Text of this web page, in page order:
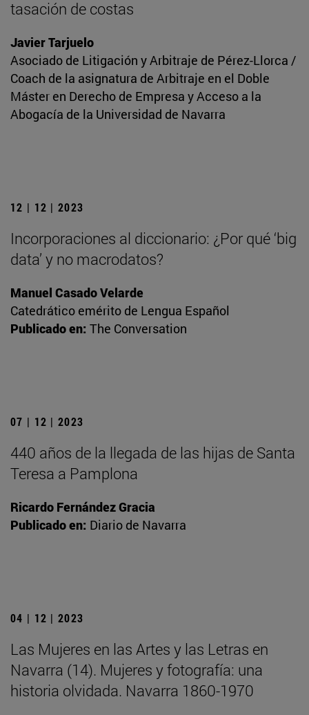
tasación de costas
Javier Tarjuelo
Asociado de Litigación y Arbitraje de Pérez-Llorca /
Coach de la asignatura de Arbitraje en el Doble
Máster en Derecho de Empresa y Acceso a la
Abogacía de la Universidad de Navarra
12 | 12 | 2023
Incorporaciones al diccionario: ¿Por qué ‘big
data’ y no macrodatos?
Manuel Casado Velarde
Catedrático emérito de Lengua Español
Publicado en: The Conversation
07 | 12 | 2023
440 años de la llegada de las hijas de Santa
Teresa a Pamplona
Ricardo Fernández Gracia
Publicado en: Diario de Navarra
04 | 12 | 2023
Las Mujeres en las Artes y las Letras en
Navarra (14). Mujeres y fotografía: una
historia olvidada. Navarra 1860-1970